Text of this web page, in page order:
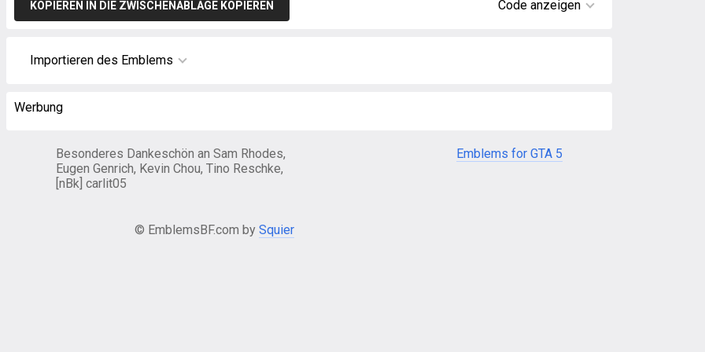
KOPIEREN IN DIE ZWISCHENABLAGE KOPIEREN Code anzeigen
Importieren des Emblems
Werbung
Besonderes Dankeschön an Sam Rhodes,
Eugen Genrich, Kevin Chou, Tino Reschke,
[nBk] carlit05
Emblems for GTA 5
© EmblemsBF.com by Squier